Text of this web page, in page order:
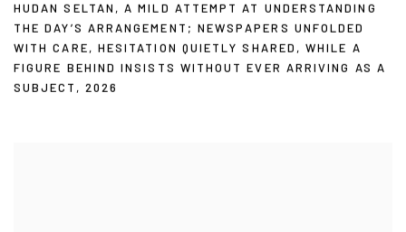
HUDAN SELTAN ,A MILD ATTEMPT AT UNDERSTANDING
THE DAY’S ARRANGEMENT; NEWSPAPERS UNFOLDED
WITH CARE, HESITATION QUIETLY SHARED ,WHILE A
FIGURE BEHIND INSISTS WITHOUT EVER ARRIVING AS A
SUBJECT , 2026